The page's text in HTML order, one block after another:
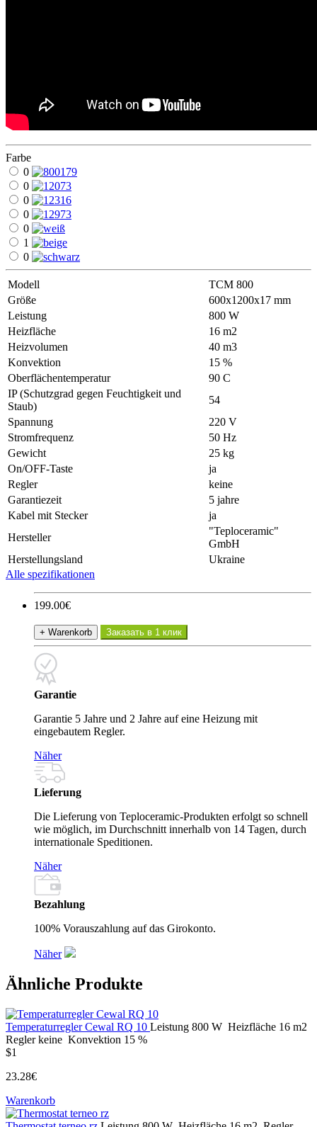
Farbe
0
0
0
0
0
1
0
Modell
ТСМ 800
Größe
600х1200х17 mm
Leistung
800 W
Heizfläche
16 m2
Heizvolumen
40 m3
Konvektion
15 %
Oberflächentemperatur
90 С
IP (Schutzgrad gegen Feuchtigkeit und
Staub)
54
Spannung
220 V
Stromfrequenz
50 Hz
Gewicht
25 kg
On/OFF-Taste
ja
Regler
keine
Garantiezeit
5 jahre
Kabel mit Stecker
ja
Hersteller
"Teploceramic"
GmbH
Herstellungsland
Ukraine
Alle spezifikationen
199.00€
+ Warenkorb Заказать в 1 клик
Garantie
Garantie 5 Jahre und 2 Jahre auf eine Heizung mit
eingebautem Regler.
Näher
Lieferung
Die Lieferung von Teploceramic-Produkten erfolgt so schnell
wie möglich, im Durchschnitt innerhalb von 14 Tagen, durch
internationale Speditionen.
Näher
Bezahlung
100% Vorauszahlung auf das Girokonto.
Näher
Ähnliche Produkte
Temperaturregler Cewal RQ 10 Leistung 800 W Heizfläche 16 m2
Regler keine Konvektion 15 %
$1
23.28€
Warenkorb